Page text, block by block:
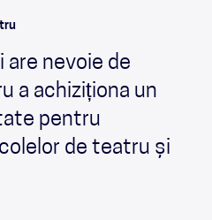
are nevoie de
a achiziționa un
pentru
de teatru și